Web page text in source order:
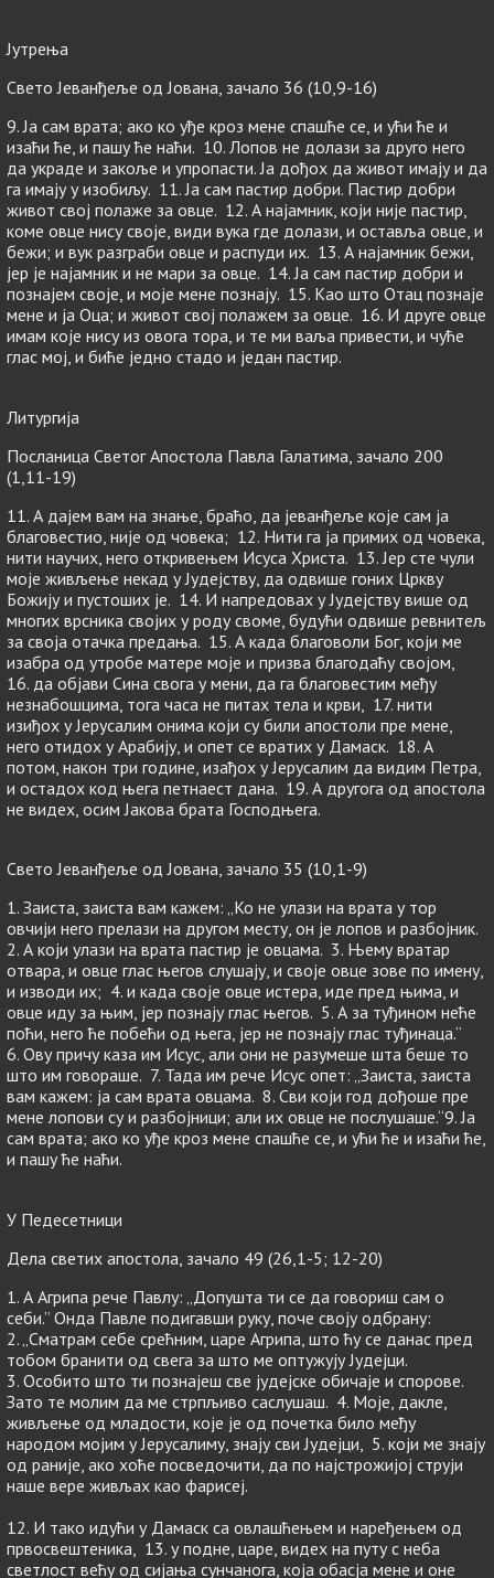
Јутрења
Свето Јеванђеље од Јована, зачало 36 (10,9-16)
9. Ја сам врата; ако ко уђе кроз мене спашће се, и ући ће и
изаћи ће, и пашу ће наћи. 10. Лопов не долази за друго него
да украде и закоље и упропасти. Ја дођох да живот имају и да
га имају у изобиљу. 11. Ја сам пастир добри. Пастир добри
живот свој полаже за овце. 12. А најамник, који није пастир,
коме овце нису своје, види вука где долази, и оставља овце, и
бежи; и вук разграби овце и распуди их. 13. А најамник бежи,
јер је најамник и не мари за овце. 14. Ја сам пастир добри и
познајем своје, и моје мене познају. 15. Као што Отац познаје
мене и ја Оца; и живот свој полажем за овце. 16. И друге овце
имам које нису из овога тора, и те ми ваља привести, и чуће
глас мој, и биће једно стадо и један пастир.
Литургија
Посланица Светог Апостола Павла Галатима, зачало 200
(1,11-19)
11. А дајем вам на знање, браћо, да јеванђеље које сам ја
благовестио, није од човека; 12. Нити га ја примих од човека,
нити научих, него откривењем Исуса Христа. 13. Јер сте чули
моје живљење некад у Јудејству, да одвише гоних Цркву
Божију и пустоших је. 14. И напредовах у Јудејству више од
многих врсника својих у роду своме, будући одвише ревнитељ
за своја отачка предања. 15. А када благоволи Бог, који ме
изабра од утробе матере моје и призва благодаћу својом,
16. да објави Сина свога у мени, да га благовестим међу
незнабошцима, тога часа не питах тела и крви, 17. нити
изиђох у Јерусалим онима који су били апостоли пре мене,
него отидох у Арабију, и опет се вратих у Дамаск. 18. А
потом, након три године, изађох у Јерусалим да видим Петра,
и остадох код њега петнаест дана. 19. А другога од апостола
не видех, осим Јакова брата Господњега.
Свето Јеванђеље од Јована, зачало 35 (10,1-9)
1. Заиста, заиста вам кажем: „Ко не улази на врата у тор
овчији него прелази на другом месту, он је лопов и разбојник.
2. А који улази на врата пастир је овцама. 3. Њему вратар
отвара, и овце глас његов слушају, и своје овце зове по имену,
и изводи их; 4. и када своје овце истера, иде пред њима, и
овце иду за њим, јер познају глас његов. 5. А за туђином неће
поћи, него ће побећи од њега, јер не познају глас туђинаца.“
6. Ову причу каза им Исус, али они не разумеше шта беше то
што им говораше. 7. Тада им рече Исус опет: „Заиста, заиста
вам кажем: ја сам врата овцама. 8. Сви који год дођоше пре
мене лопови су и разбојници; али их овце не послушаше.“9. Ја
сам врата; ако ко уђе кроз мене спашће се, и ући ће и изаћи ће,
и пашу ће наћи.
У Педесетници
Дела светих апостола, зачало 49 (26,1-5; 12-20)
1. А Агрипа рече Павлу: „Допушта ти се да говориш сам о
себи.” Онда Павле подигавши руку, поче своју одбрану:
2. „Сматрам себе срећним, царе Агрипа, што ћу се данас пред
тобом бранити од свега за што ме оптужују Јудејци.
3. Особито што ти познајеш све јудејске обичаје и спорове.
Зато те молим да ме стрпљиво саслушаш. 4. Моје, дакле,
живљење од младости, које је од почетка било међу
народом мојим у Јерусалиму, знају сви Јудејци, 5. који ме знају
од раније, ако хоће посведочити, да по најстрожијој струји
наше вере живљах као фарисеј.
12. И тако идући у Дамаск са овлашћењем и наређењем од
првосвештеника, 13. у подне, царе, видех на путу с неба
светлост већу од сијања сунчанога, која обасја мене и оне